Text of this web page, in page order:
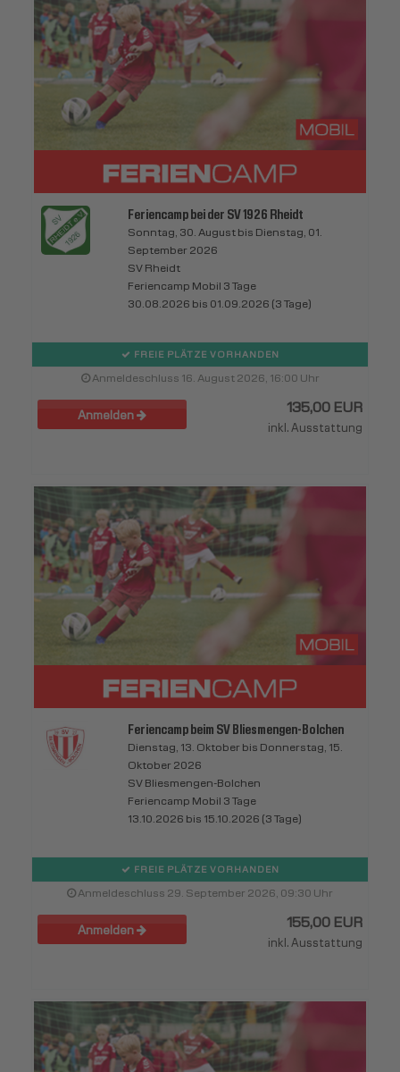
Feriencamp bei der SV 1926 Rheidt
Sonntag, 30. August bis Dienstag, 01.
September 2026
SV Rheidt
Feriencamp Mobil 3 Tage
30.08.2026 bis 01.09.2026 (3 Tage)
FREIE PLÄTZE VORHANDEN
Anmeldeschluss 16. August 2026, 16:00 Uhr
Anmelden 135,00 EUR
inkl. Ausstattung
Feriencamp beim SV Bliesmengen-Bolchen
Dienstag, 13. Oktober bis Donnerstag, 15.
Oktober 2026
SV Bliesmengen-Bolchen
Feriencamp Mobil 3 Tage
13.10.2026 bis 15.10.2026 (3 Tage)
FREIE PLÄTZE VORHANDEN
Anmeldeschluss 29. September 2026, 09:30 Uhr
Anmelden 155,00 EUR
inkl. Ausstattung